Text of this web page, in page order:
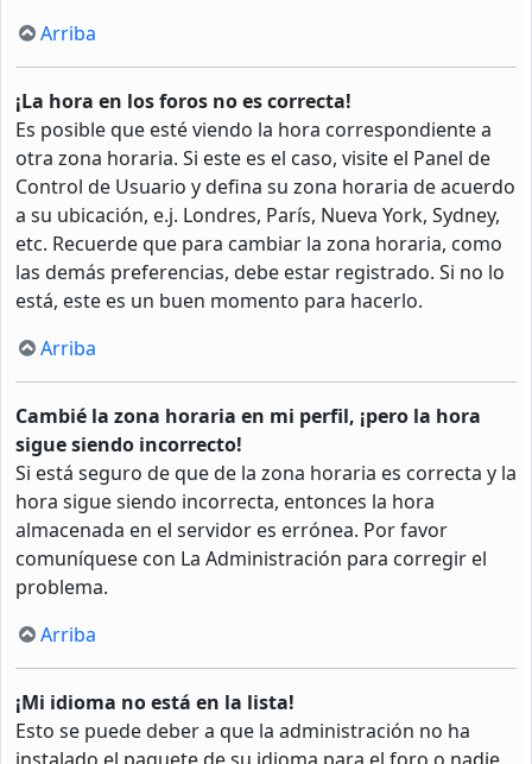
Arriba
¡La hora en los foros no es correcta!
Es posible que esté viendo la hora correspondiente a
otra zona horaria. Si este es el caso, visite el Panel de
Control de Usuario y defina su zona horaria de acuerdo
a su ubicación, e.j. Londres, París, Nueva York, Sydney,
etc. Recuerde que para cambiar la zona horaria, como
las demás preferencias, debe estar registrado. Si no lo
está, este es un buen momento para hacerlo.
Arriba
Cambié la zona horaria en mi perfil, ¡pero la hora
sigue siendo incorrecto!
Si está seguro de que de la zona horaria es correcta y la
hora sigue siendo incorrecta, entonces la hora
almacenada en el servidor es errónea. Por favor
comuníquese con La Administración para corregir el
problema.
Arriba
¡Mi idioma no está en la lista!
Esto se puede deber a que la administración no ha